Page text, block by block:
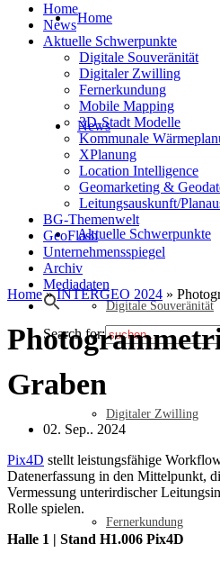
Home
News
Aktuelle Schwerpunkte
Digitale Souveränität
Digitaler Zwilling
Fernerkundung
Home
News
Aktuelle Schwerpunkte
Digitale Souveränität
Digitaler Zwilling
Fernerkundung
Mobile Mapping
3D-Stadt Modelle
Kommunale
XPlanung
Location Intelligence
Geomarketing &
Leitungsauskunft/
BG-Themenwelt
GeoFlash
Unternehmensspiegel
Archiv
Mediadaten
Search for:
Home»INTERGEO 2024 »
Graben
02. Sep.. 2024
Pix4D stellt leistungsfähige
Datenerfassung in den Mittelpunkt,
Vermessung unterirdischer
Rolle spielen.
Halle 1 | Stand H1.006 Pix4D